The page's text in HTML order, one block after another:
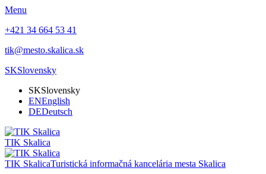
Menu
+421 34 664 53 41
tik@mesto.skalica.sk
SKSlovensky
SKSlovensky
ENEnglish
DEDeutsch
TIK Skalica
TIK SkalicaTuristická informačná kancelária mesta Skalica